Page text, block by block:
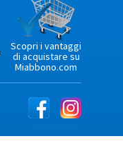
Scopri i vantaggi
di acquistare su
Miabbono.com